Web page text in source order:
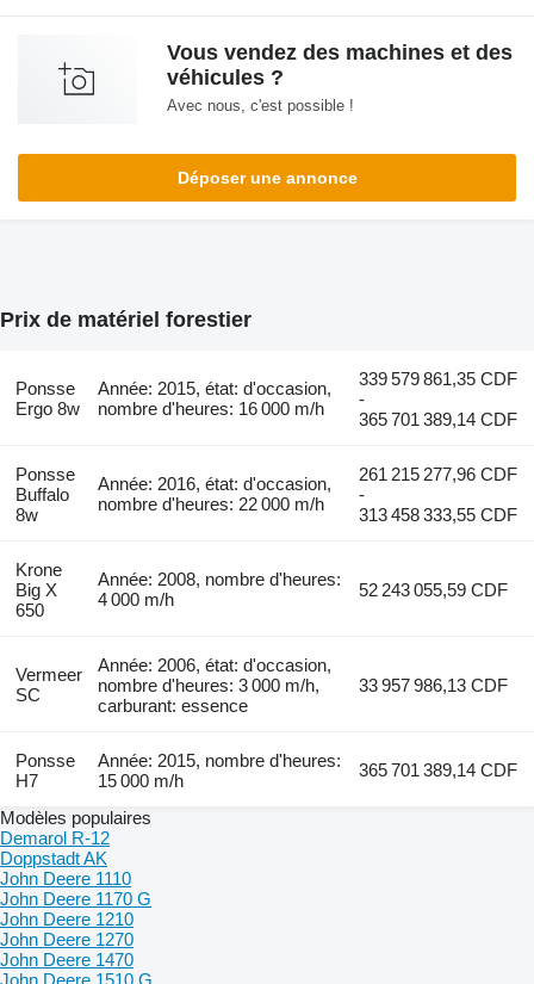
Vous vendez des machines et des
véhicules ?
Avec nous, c'est possible !
Déposer une annonce
Prix de matériel forestier
Ponsse
Ergo 8w
Année: 2015, état: d'occasion,
nombre d'heures: 16 000 m/h
339 579 861,35 CDF
-
365 701 389,14 CDF
Ponsse
Buffalo
8w
Année: 2016, état: d'occasion,
nombre d'heures: 22 000 m/h
261 215 277,96 CDF
-
313 458 333,55 CDF
Krone
Big X
650
Année: 2008, nombre d'heures:
4 000 m/h
52 243 055,59 CDF
Vermeer
SC
Année: 2006, état: d'occasion,
nombre d'heures: 3 000 m/h,
carburant: essence
33 957 986,13 CDF
Ponsse
H7
Année: 2015, nombre d'heures:
15 000 m/h
365 701 389,14 CDF
Modèles populaires
Demarol R-12
Doppstadt AK
John Deere 1110
John Deere 1170 G
John Deere 1210
John Deere 1270
John Deere 1470
John Deere 1510 G